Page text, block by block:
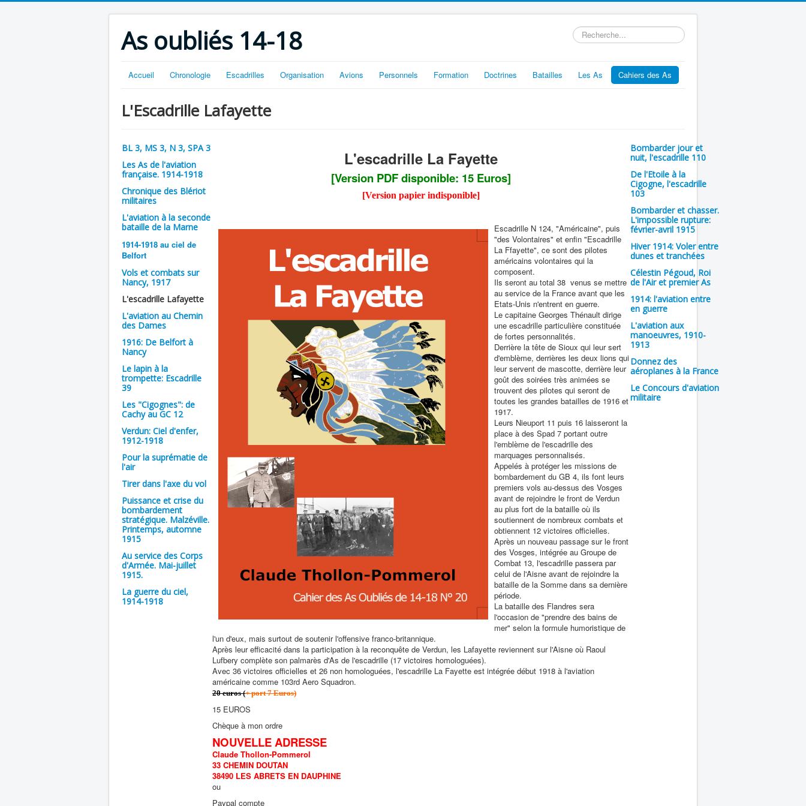
As oubliés 14-18 Rechercher
Accueil Chronologie Escadrilles Organisation Avions Personnels Formation Doctrines Batailles Les As Cahiers des As
L'Escadrille Lafayette
BL 3, MS 3, N 3, SPA 3
Les As de l'aviation
française. 1914-1918
Chronique des Blériot
militaires
L'aviation à la seconde
bataille de la Marne
1914-1918 au ciel de
Belfort
Vols et combats sur
Nancy, 1917
L'escadrille Lafayette
L'aviation au Chemin
des Dames
1916: De Belfort à
Nancy
Le lapin à la
trompette: Escadrille
39
Les "Cigognes": de
Cachy au GC 12
Verdun: Ciel d'enfer,
1912-1918
Pour la suprématie de
l'air
Tirer dans l'axe du vol
Puissance et crise du
bombardement
stratégique. Malzéville.
Printemps, automne
1915
Au service des Corps
d'Armée. Mai-juillet
1915.
La guerre du ciel,
1914-1918
L'escadrille La Fayette
[Version PDF disponible: 15 Euros]
[Version papier indisponible]
Escadrille N 124, "Américaine", puis
"des Volontaires" et enfin "Escadrille
La Ffayette", ce sont des pilotes
américains volontaires qui la
composent.
Ils seront au total 38 venus se mettre
au service de la France avant que les
Etats-Unis n'entrent en guerre.
Le capitaine Georges Thénault dirige
une escadrille particulière constituée
de fortes personnalités.
Derrière la tête de Sioux qui leur sert
d'emblème, derrières les deux lions qui
leur servent de mascotte, derrière leur
goût des soirées très animées se
trouvent des pilotes qui seront de
toutes les grandes batailles de 1916 et
1917.
Leurs Nieuport 11 puis 16 laisseront la
place à des Spad 7 portant outre
l'emblème de l'escadrille des
marquages personnalisés.
Appelés à protéger les missions de
bombardement du GB 4, ils font leurs
premiers vols au-dessus des Vosges
avant de rejoindre le front de Verdun
au plus fort de la bataille où ils
soutiennent de nombreux combats et
obtiennent 12 victoires officielles.
Après un nouveau passage sur le front
des Vosges, intégrée au Groupe de
Combat 13, l'escadrille passera par
celui de l'Aisne avant de rejoindre la
bataille de la Somme dans sa dernière
période.
La bataille des Flandres sera
l'occasion de "prendre des bains de
mer" selon la formule humoristique de
l'un d'eux, mais surtout de soutenir l'offensive franco-britannique.
Après leur efficacité dans la participation à la reconquête de Verdun, les Lafayette reviennent sur l'Aisne où Raoul
Lufbery complète son palmarès d'As de l'escadrille (17 victoires homologuées).
Avec 36 victoires officielles et 26 non homologuées, l'escadrille La Fayette est intégrée début 1918 à l'aviation
américaine comme 103rd Aero Squadron.
20 euros (+ port 7 Euros)
15 EUROS
Chèque à mon ordre
NOUVELLE ADRESSE
Claude Thollon-Pommerol
33 CHEMIN DOUTAN
38490 LES ABRETS EN DAUPHINE
ou
Paypal compte
Bombarder jour et
nuit, l'escadrille 110
De l'Etoile à la
Cigogne, l'escadrille
103
Bombarder et chasser.
L'impossible rupture:
février-avril 1915
Hiver 1914: Voler entre
dunes et tranchées
Célestin Pégoud, Roi
de l'Air et premier As
1914: l'aviation entre
en guerre
L'aviation aux
manoeuvres, 1910-
1913
Donnez des
aéroplanes à la France
Le Concours d'aviation
militaire